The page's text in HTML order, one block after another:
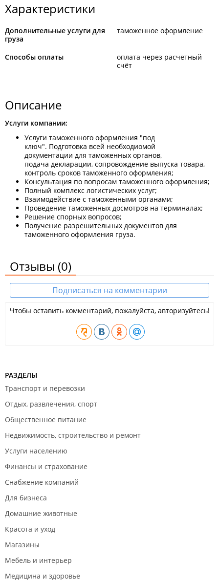
Характеристики
Дополнительные услуги для
груза
таможенное оформление
Способы оплаты
оплата через расчётный
счёт
Описание
Услуги компании:
Услуги таможенного оформления "под
ключ". Подготовка всей необходиомой
документации для таможенных органов,
подача декларации, сопровождение выпуска товара,
контроль сроков таможенного оформления;
Консультация по вопросам таможенного оформления;
Полный комплекс логистических услуг;
Взаимодействие с таможенными органами;
Проведение таможенных досмотров на терминалах;
Решение спорных вопросов;
Получение разрешительных документов для
таможенного оформления груза.
Отзывы (0)
Подписаться на комментарии
Чтобы оставить комментарий, пожалуйста, авторизуйтесь!
РАЗДЕЛЫ
Транспорт и перевозки
Отдых, развлечения, спорт
Общественное питание
Недвижимость, строительство и ремонт
Услуги населению
Финансы и страхование
Снабжение компаний
Для бизнеса
Домашние животные
Красота и уход
Магазины
Мебель и интерьер
Медицина и здоровье